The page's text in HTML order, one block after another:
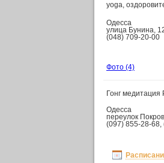
yoga,
Одесса
улица Бунина,
(048) 709-20-00
Фото (4)
Гонг
Одесса
переулок
(097) 855-28-68,